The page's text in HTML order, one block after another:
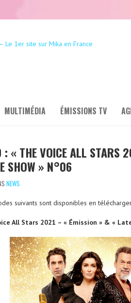
MULTIMÉDIA ÉMISSIONS TV
: « THE VOICE ALL STARS
SHOW » N°06
NEWS
suivants sont disponibles en
All Stars 2021 – « Émission » & «